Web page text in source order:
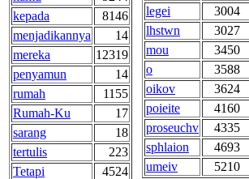
kepada
8146
menjadikannya
14
mereka
12319
penyamun
14
rumah
1155
Rumah-Ku
17
sarang
18
tertulis
223
Tetapi
4524
legei
3004
lhstwn
3027
mou
3450
o
3588
oikov
3624
poieite
4160
proseuchv
4335
sphlaion
4693
umeiv
5210